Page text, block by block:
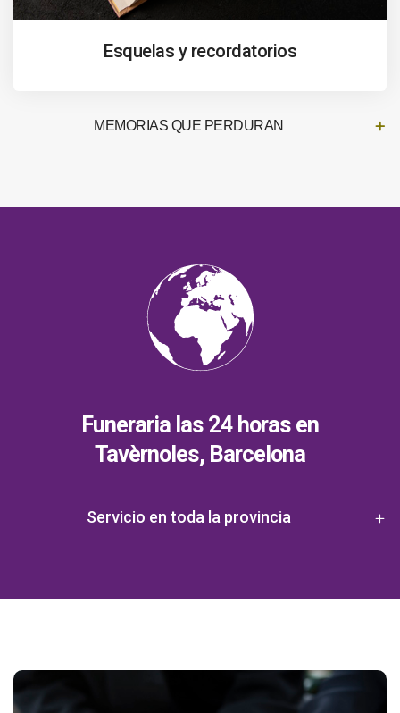
Esquelas y recordatorios
MEMORIAS QUE PERDURAN
Funeraria las 24 horas en
Tavèrnoles, Barcelona
Servicio en toda la provincia